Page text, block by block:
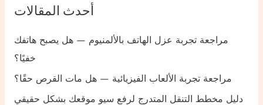
أحدث المقالات
مراجعة تجربة عزل الهاتف بالألمنيوم — هل يصبح هاتفك
خفيًا؟
مراجعة تجربة الألعاب الفيزيائية — هل مات القرص حقًا؟
دليل مخطط التنقل المتدرج لرفع سيو موقعك بشكل حقيقي